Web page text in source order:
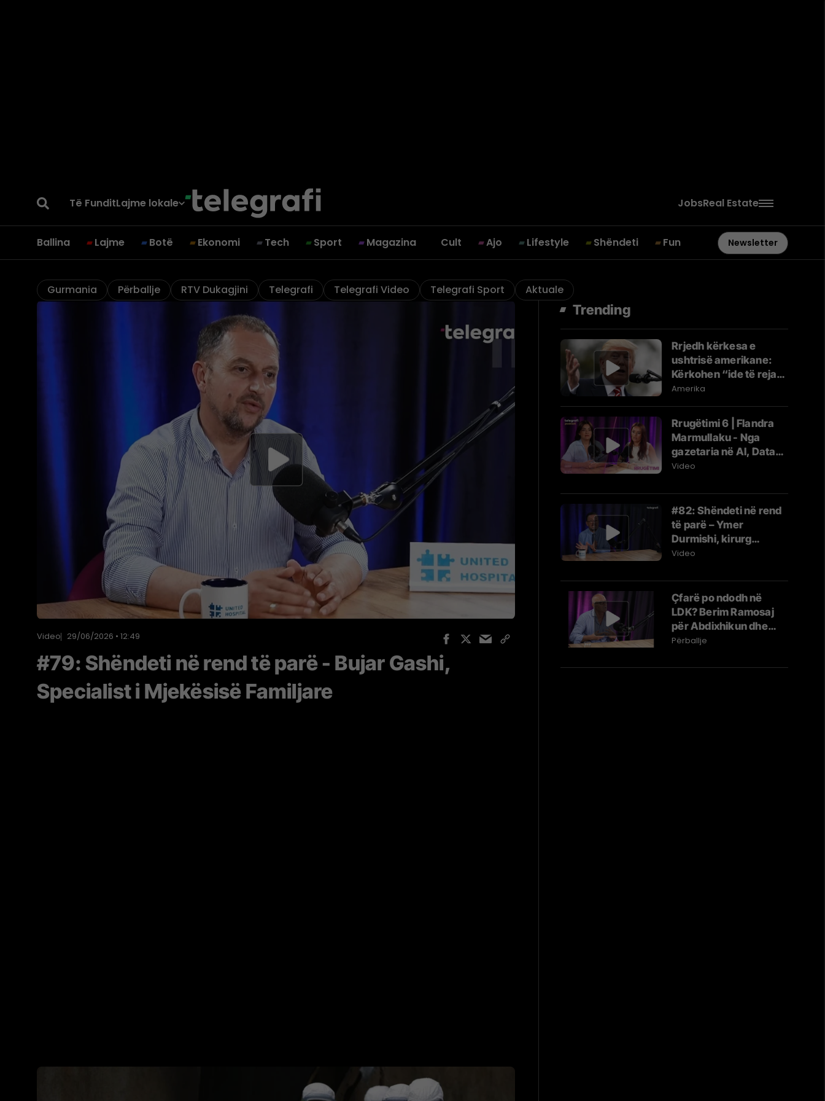
Të FunditLajme lokale JobsReal Estate
Ballina Lajme Botë Ekonomi Tech Sport Magazina Cult Ajo Lifestyle Shëndeti Fun Newsletter
Gurmania Përballje RTV Dukagjini Telegrafi Telegrafi Video Telegrafi Sport Aktuale
Video 29/06/2026 • 12:49
#79: Shëndeti në rend të parë - Bujar Gashi,
Specialist i Mjekësisë Familjare
Trending
Rrjedh kërkesa e
ushtrisë amerikane:
Kërkohen “ide të reja
dhe jokonvencionale”
Amerika
Rrugëtimi 6 | Flandra
Marmullaku - Nga
gazetaria në AI, Data4x
dhe ICT Women of the
Video
#82: Shëndeti në rend
të parë – Ymer
Durmishi, kirurg
abdominal
Video
Çfarë po ndodh në
LDK? Berim Ramosaj
për Abdixhikun dhe
përplasjet në parti |
Përballje